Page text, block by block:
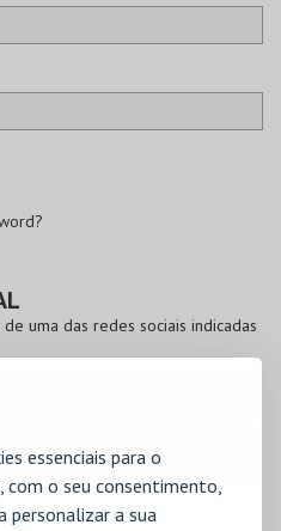
essenciais para o
o seu consentimento,
personalizar a sua
uma das redes sociais indicadas